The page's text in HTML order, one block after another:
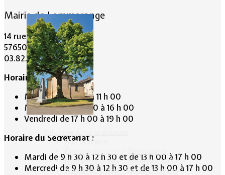
Bus scolaire
Environnement / Déchetterie
Numéros utiles - Services sociaux
Numéros utiles -Santé & Divers
Mairie de Lommerange
14 rue Maréchal Joffre
57650 LOMMERANGE
03.82.84.81.48
Horaire de la Mairie:
Mardi de 10 h 00 à 11 h 00
Mercredi de 14 h 00 à 16 h 00
Vendredi de 17 h 00 à 19 h 00
Horaire du Secrétariat :
Mardi de 9 h 30 à 12 h 30 et de 13 h 00 à 17 h 00
Mercredi de 9 h 30 à 12 h 30 et de 13 h 00 à 17 h 00